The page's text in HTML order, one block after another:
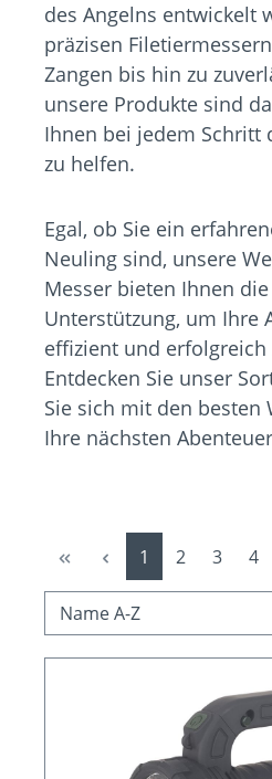
des Angelns entwickelt
präzisen
Zangen bis hin zu
unsere Produkte sind
Ihnen bei jedem Schritt
zu helfen.
Egal, ob Sie ein
Neuling sind, unsere
Messer bieten Ihnen
Unterstützung, um Ihre
effizient und erfolgreich
Entdecken Sie unser
Sie sich mit den besten
Ihre nächsten
Seite
1 Seite
2 Seite
3 4